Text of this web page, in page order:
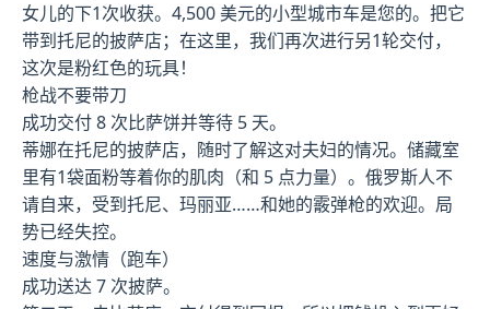
女儿的下1次收获。4,500 美元的小型城市车是您的。把它
带到托尼的披萨店；在这里，我们再次进行另1轮交付，
这次是粉红色的玩具！
枪战不要带刀
成功交付 8 次比萨饼并等待 5 天。
蒂娜在托尼的披萨店，随时了解这对夫妇的情况。储藏室
里有1袋面粉等着你的肌肉（和 5 点力量）。俄罗斯人不
请自来，受到托尼、玛丽亚……和她的霰弹枪的欢迎。局
势已经失控。
速度与激情（跑车）
成功送达 7 次披萨。